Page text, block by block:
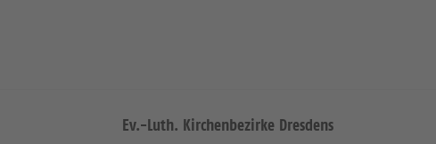
Ev.-Luth. Kirchenbezirke Dresdens